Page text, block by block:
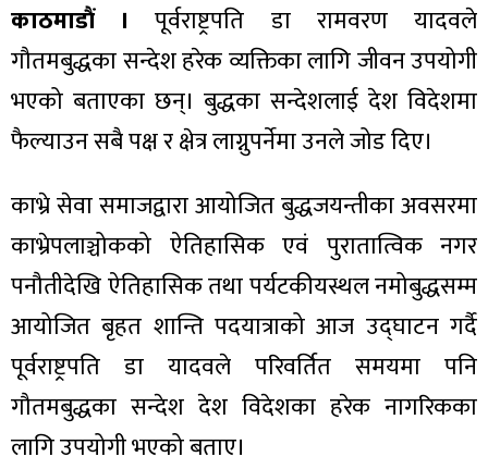
काठमाडौं । पूर्वराष्ट्रपति डा रामवरण यादवले
गौतमबुद्धका सन्देश हरेक व्यक्तिका लागि जीवन उपयोगी
भएको बताएका छन्। बुद्धका सन्देशलाई देश विदेशमा
फैल्याउन सबै पक्ष र क्षेत्र लाग्नुपर्नेमा उनले जोड दिए।
काभ्रे सेवा समाजद्वारा आयोजित बुद्धजयन्तीका अवसरमा
काभ्रेपलाञ्चोकको ऐतिहासिक एवं पुरातात्विक नगर
पनौतीदेखि ऐतिहासिक तथा पर्यटकीयस्थल नमोबुद्धसम्म
आयोजित बृहत शान्ति पदयात्राको आज उद्घाटन गर्दै
पूर्वराष्ट्रपति डा यादवले परिवर्तित समयमा पनि
गौतमबुद्धका सन्देश देश विदेशका हरेक नागरिकका
लागि उपयोगी भएको बताए।